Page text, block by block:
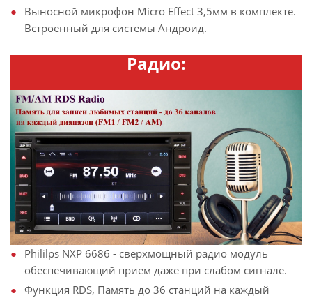
Выносной микрофон Micro Effect 3,5мм в комплекте.
Встроенный для системы Андроид.
Радио:
Phililps NXP 6686 - сверхмощный радио модуль
обеспечивающий прием даже при слабом сигнале.
Функция RDS, Память до 36 станций на каждый